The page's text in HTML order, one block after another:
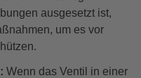
ausgesetzt ist,
um es vor
Wenn das Ventil in einer